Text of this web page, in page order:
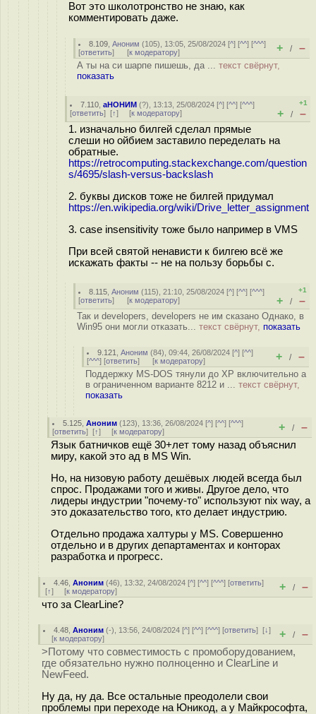
Вот это школотронство не знаю, как
комментировать даже.
8.109 ,Аноним (105), 13:05, 25/08/2024 [^] [^^] [^^^]
[ответить] [к модератору] + / –
А ты на си шарпе пишешь, да ... текст свёрнут,
показать
7.110 ,аНОНИМ (?), 13:13, 25/08/2024 [^] [^^] [^^^]
[ответить] [↑] [к модератору]
+1
+ / –
1. изначально билгей сделал прямые
слеши но ойбием заставило переделать на
обратные.
https://retrocomputing.stackexchange.com/question
s/4695/slash-versus-backslash
2. буквы дисков тоже не билгей придумал
https://en.wikipedia.org/wiki/Drive_letter_assignment
3. case insensitivity тоже было например в VMS
При всей святой ненависти к билгею всё же
искажать факты -- не на пользу борьбы с.
8.115 ,Аноним (115), 21:10, 25/08/2024 [^] [^^] [^^^]
[ответить] [к модератору]
+1
+ / –
Так и developers, developers не им сказано Однако, в
Win95 они могли отказать... текст свёрнут, показать
9.121 ,Аноним (84), 09:44, 26/08/2024 [^] [^^]
[^^^] [ответить] [к модератору] + / –
Поддержку MS-DOS тянули до XP включительно а
в ограниченном варианте 8212 и ... текст свёрнут,
показать
5.125 ,Аноним (123), 13:36, 26/08/2024 [^] [^^] [^^^]
[ответить] [↑] [к модератору] + / –
Язык батничков ещё 30+лет тому назад объяснил
миру, какой это ад в MS Win.
Но, на низовую работу дешёвых людей всегда был
спрос. Продажами того и живы. Другое дело, что
лидеры индустрии "почему-то" используют nix way, а
это доказательство того, кто делает индустрию.
Отдельно продажа халтуры у MS. Совершенно
отдельно и в других департаментах и конторах
разработка и прогресс.
4.46 ,Аноним (46), 13:32, 24/08/2024 [^] [^^] [^^^] [ответить]
[↑] [к модератору] + / –
что за ClearLine?
4.48 ,Аноним (-), 13:56, 24/08/2024 [^] [^^] [^^^] [ответить][↓]
[к модератору] + / –
>Потому что совместимость с промоборудованием,
где обязательно нужно полноценно и ClearLine и
NewFeed.
Ну да, ну да. Все остальные преодолели свои
проблемы при переходе на Юникод, а у Майкрософта,